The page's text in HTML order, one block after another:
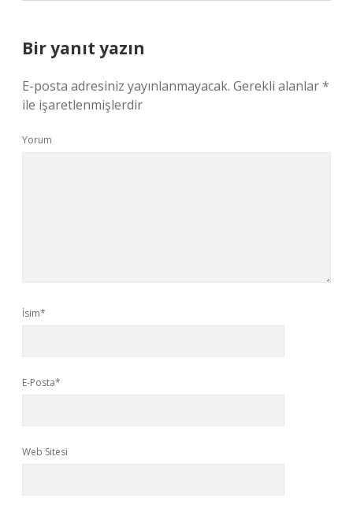
Bir yanıt yazın
E-posta adresiniz yayınlanmayacak. Gerekli alanlar*
ile işaretlenmişlerdir
Yorum
İsim*
E-Posta*
Web Sitesi